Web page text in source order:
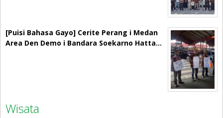
[Puisi Bahasa Gayo] Cerite Perang i Medan
Area Den Demo i Bandara Soekarno Hatta…
Wisata